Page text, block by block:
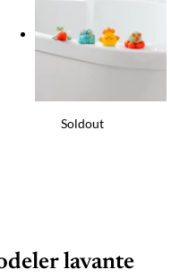
Soldout
lavante